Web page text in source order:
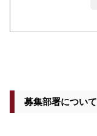
募集部署について